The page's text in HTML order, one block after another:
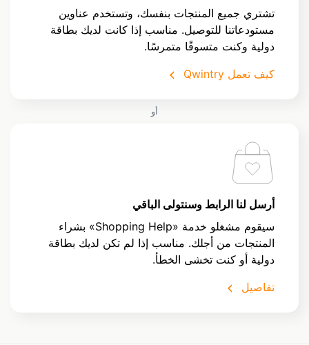
تشتري جميع المنتجات بنفسك، وتستخدم عناوين
مستودعاتنا للتوصيل. مناسب إذا كانت لديك بطاقة
دولية وكنت متسوقًا متمرسًا.
كيف تعمل Qwintry
أو
أرسل لنا الرابط وسنتولى الباقي
سيقوم مشغلو خدمة «Shopping Help» بشراء
المنتجات من أجلك. مناسب إذا لم تكن لديك بطاقة
دولية أو كنت تخشى الخطأ.
تفاصيل